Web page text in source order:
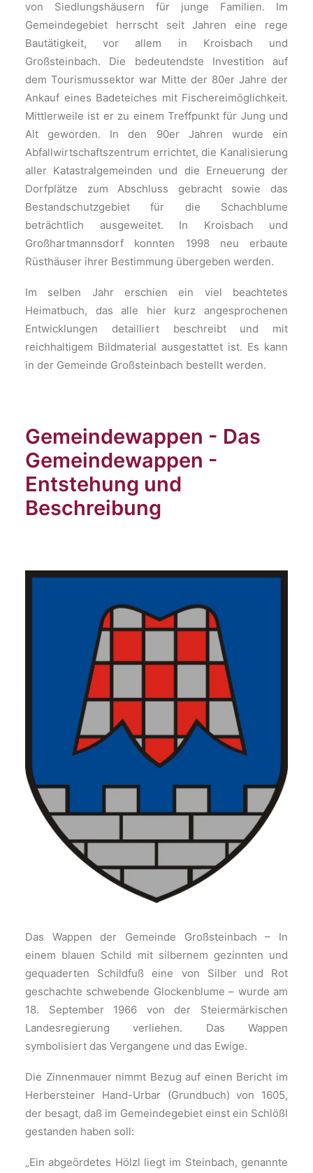
von Siedlungshäusern für junge Familien. Im
Gemeindegebiet herrscht seit Jahren eine rege
Bautätigkeit, vor allem in Kroisbach und
Großsteinbach. Die bedeutendste Investition auf
dem Tourismussektor war Mitte der 80er Jahre der
Ankauf eines Badeteiches mit Fischereimöglichkeit.
Mittlerweile ist er zu einem Treffpunkt für Jung und
Alt geworden. In den 90er Jahren wurde ein
Abfallwirtschaftszentrum errichtet, die Kanalisierung
aller Katastralgemeinden und die Erneuerung der
Dorfplätze zum Abschluss gebracht sowie das
Bestandschutzgebiet für die Schachblume
beträchtlich ausgeweitet. In Kroisbach und
Großhartmannsdorf konnten 1998 neu erbaute
Rüsthäuser ihrer Bestimmung übergeben werden.
Im selben Jahr erschien ein viel beachtetes
Heimatbuch, das alle hier kurz angesprochenen
Entwicklungen detailliert beschreibt und mit
reichhaltigem Bildmaterial ausgestattet ist. Es kann
in der Gemeinde Großsteinbach bestellt werden.
Gemeindewappen - Das
Gemeindewappen -
Entstehung und
Beschreibung
Das Wappen der Gemeinde Großsteinbach – In
einem blauen Schild mit silbernem gezinnten und
gequaderten Schildfuß eine von Silber und Rot
geschachte schwebende Glockenblume – wurde am
18. September 1966 von der Steiermärkischen
Landesregierung verliehen. Das Wappen
symbolisiert das Vergangene und das Ewige.
Die Zinnenmauer nimmt Bezug auf einen Bericht im
Herbersteiner Hand-Urbar (Grundbuch) von 1605,
der besagt, daß im Gemeindegebiet einst ein Schlößl
gestanden haben soll:
„Ein abgeördetes Hölzl liegt im Steinbach, genannte